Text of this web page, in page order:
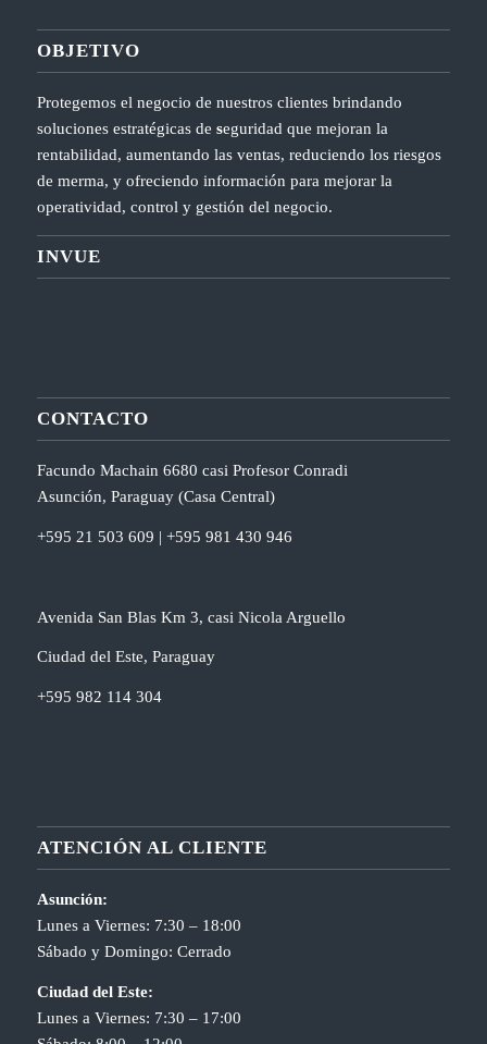
OBJETIVO
Protegemos el negocio de nuestros clientes brindando
soluciones estratégicas de seguridad que mejoran la
rentabilidad, aumentando las ventas, reduciendo los riesgos
de merma, y ofreciendo información para mejorar la
operatividad, control y gestión del negocio.
INVUE
CONTACTO
Facundo Machain 6680 casi Profesor Conradi
Asunción, Paraguay (Casa Central)
+595 21 503 609 | +595 981 430 946
Avenida San Blas Km 3, casi Nicola Arguello
Ciudad del Este, Paraguay
+595 982 114 304
ATENCIÓN AL CLIENTE
Asunción:
Lunes a Viernes: 7:30 – 18:00
Sábado y Domingo: Cerrado
Ciudad del Este:
Lunes a Viernes: 7:30 – 17:00